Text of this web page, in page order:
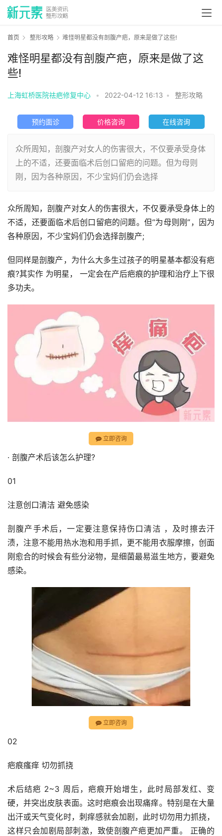
首页 整形攻略 难怪明星都没有剖腹产疤，原来是做了这些!
难怪明星都没有剖腹产疤，原来是做了这
些!
上海虹桥医院祛疤修复中心 • 2022-04-12 16:13 • 整形攻略
预约面诊 价格咨询 在线咨询
众所周知，剖腹产对女人的伤害很大，不仅要承受身体
上的不适，还要面临术后创口留疤的问题。但为母则
刚，因为各种原因，不少宝妈们仍会选择
众所周知，剖腹产对女人的伤害很大，不仅要承受身体上的
不适，还要面临术后创口留疤的问题。但“为母则刚”，因为
各种原因，不少宝妈们仍会选择剖腹产;
但同样是剖腹产，为什么大多生过孩子的明星基本都没有疤
痕?其实作 为明星， 一定会在产后疤痕的护理和治疗上下很
多功夫。
立即咨询
· 剖腹产术后该怎么护理?
01
注意创口清洁 避免感染
剖腹产手术后，一定要注意保持伤口清洁 ，及时擦去汗
渍，注意不能用热水泡和用手抓，更不能用衣服摩擦，创面
刚愈合的时候会有些分泌物，是细菌最易滋生地方，要避免
感染。
立即咨询
02
疤痕瘙痒 切勿抓挠
术后结疤 2~3 周后，疤痕开始增生，此时局部发红、变
硬，并突出皮肤表面。这时疤痕会出现痛痒。特别是在大量
出汗或天气变化时，刺痒感就会加剧，此时切勿用力抓挠，
这样只会加剧局部刺激，致使剖腹产疤更加严重。 正确的